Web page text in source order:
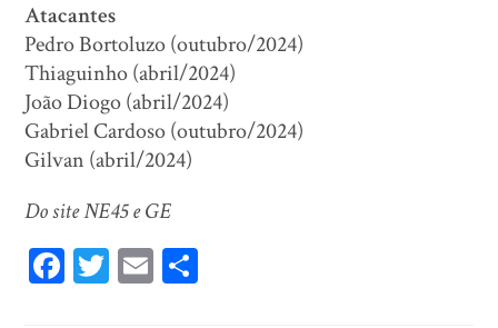
Atacantes
Pedro Bortoluzo (outubro/2024)
Thiaguinho (abril/2024)
João Diogo (abril/2024)
Gabriel Cardoso (outubro/2024)
Gilvan (abril/2024)
Do site NE45 e GE
Fa T E